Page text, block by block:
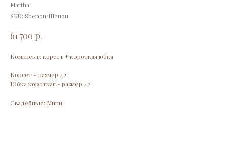
Martha
SKU: Shenon/Шенон
61 700 р.
Комплект: корсет + короткая юбка
Корсет - размер 42
Юбка короткая - размер 42
Свадебные: Мини